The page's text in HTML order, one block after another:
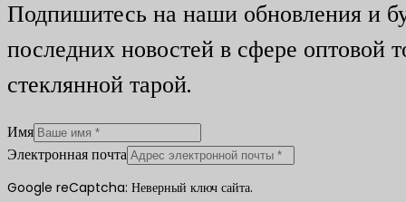
Подпишитесь на наши обновления и
последних новостей в сфере оптовой
стеклянной тарой.
Имя
Электронная почта
Google reCaptcha: Неверный ключ сайта.